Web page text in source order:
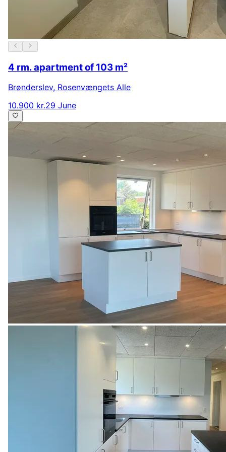
4 rm. apartment of 103 m²
Brønderslev, Rosenvængets Alle
10.900 kr.29 June